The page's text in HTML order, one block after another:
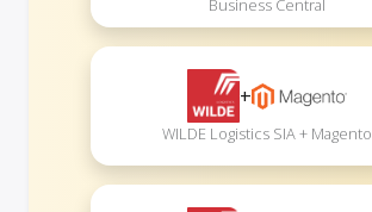
Business Central
+
WILDE Logistics SIA + Magento